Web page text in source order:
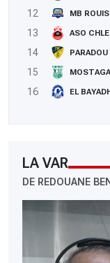
12
MB
13
ASO
14
PARADOU
15
16
EL
LA VAR
DE REDOUANE